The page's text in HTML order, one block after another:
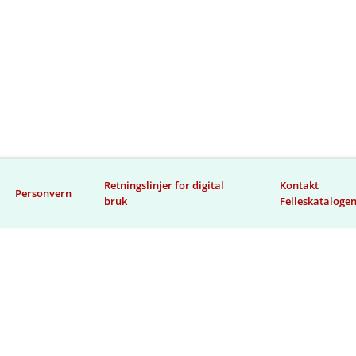
Personvern
Retningslinjer for digital
bruk
Kontakt
Felleskatalogen